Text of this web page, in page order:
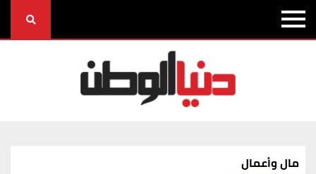
مال وأعمال